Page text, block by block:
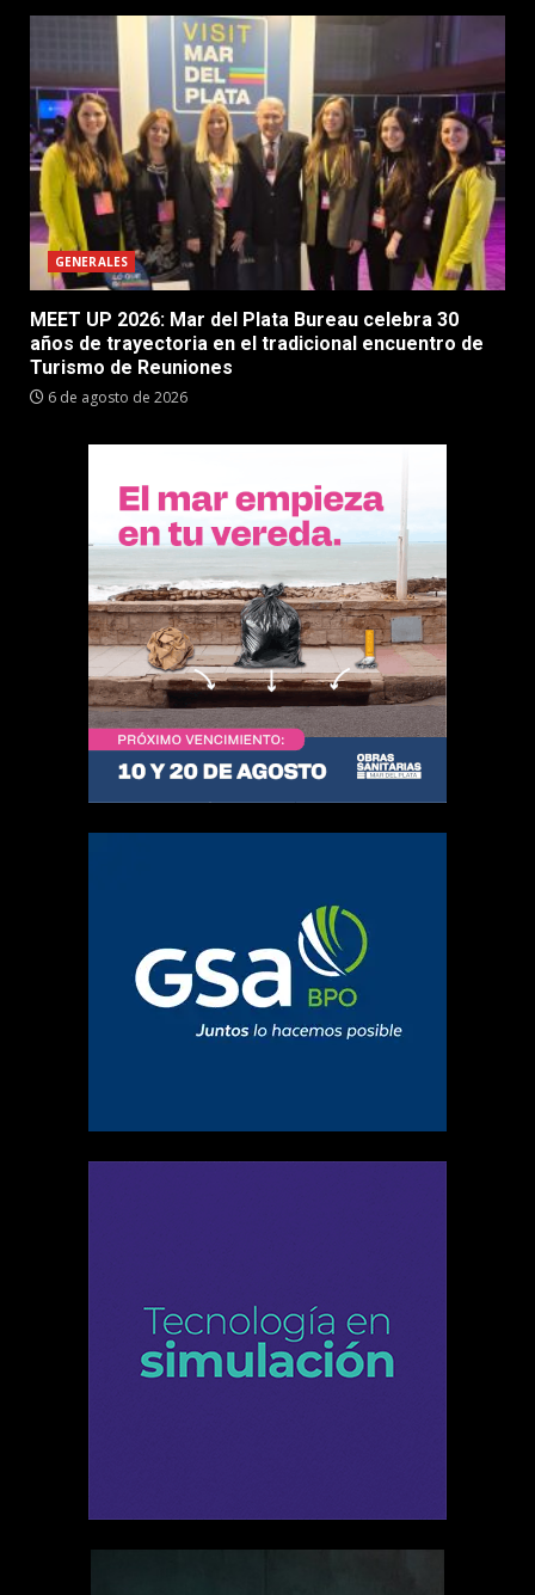
GENERALES
MEET UP 2026: Mar del Plata Bureau celebra 30
años de trayectoria en el tradicional encuentro de
Turismo de Reuniones
6 de agosto de 2026